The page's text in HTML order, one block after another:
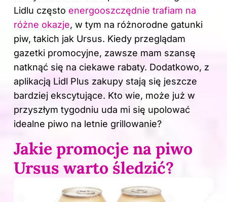
Lidlu często energooszczędnie trafiam na
różne okazje, w tym na różnorodne gatunki
piw, takich jak Ursus. Kiedy przeglądam
gazetki promocyjne, zawsze mam szansę
natknąć się na ciekawe rabaty. Dodatkowo, z
aplikacją Lidl Plus zakupy stają się jeszcze
bardziej ekscytujące. Kto wie, może już w
przyszłym tygodniu uda mi się upolować
idealne piwo na letnie grillowanie?
Jakie promocje na piwo
Ursus warto śledzić?